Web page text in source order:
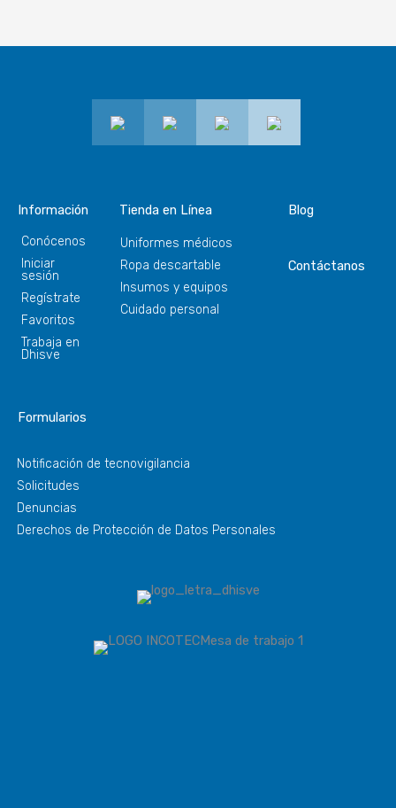
Información
Conócenos
Iniciar
sesión
Regístrate
Favoritos
Trabaja en
Dhisve
Tienda en Línea
Uniformes médicos
Ropa descartable
Insumos y equipos
Cuidado personal
Blog
Contáctanos
Formularios
Notificación de tecnovigilancia
Solicitudes
Denuncias
Derechos de Protección de Datos Personales